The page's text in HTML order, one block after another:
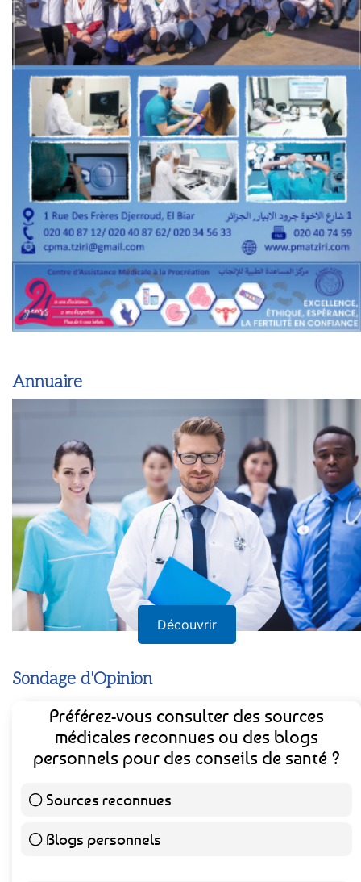
Annuaire
Découvrir
Sondage d'Opinion
Préférez-vous consulter des sources
médicales reconnues ou des blogs
personnels pour des conseils de santé ?
Sources reconnues
Blogs personnels